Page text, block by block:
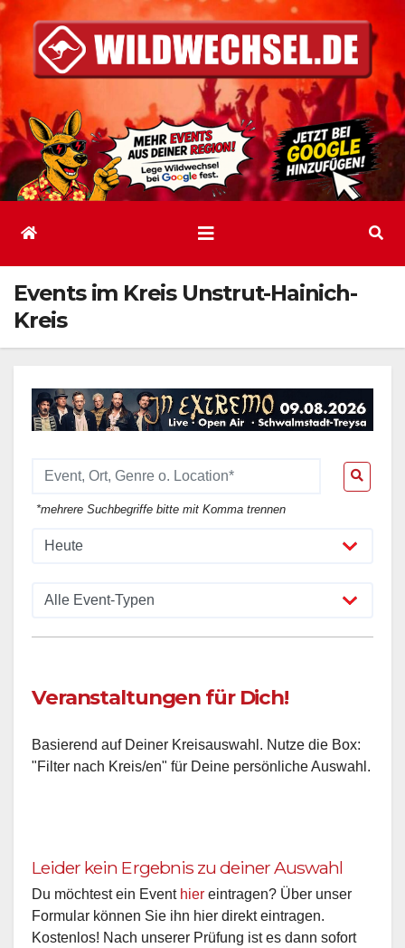
Inhalt
springen
Events im Kreis Unstrut-Hainich-
Kreis
*mehrere Suchbegriffe bitte mit Komma trennen
Veranstaltungen für Dich!
Basierend auf Deiner Kreisauswahl. Nutze die Box:
"Filter nach Kreis/en" für Deine persönliche Auswahl.
Leider kein Ergebnis zu deiner Auswahl
Du möchtest ein Event hier eintragen? Über unser
Formular können Sie ihn hier direkt eintragen.
Kostenlos! Nach unserer Prüfung ist es dann sofort